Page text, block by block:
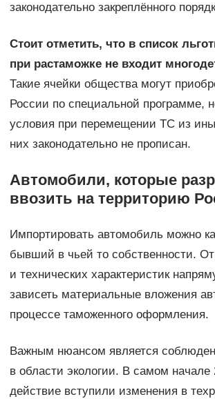
законодательно закреплённого
Стоит отметить, что в список
при растаможке не входит
Такие ячейки общества могут
России по специальной программе,
условия при перемещении ТС из
них законодательно не прописан.
Автомобили, которые
ввозить на территорию
Импортировать автомобиль можно
бывший в чьей то собственности. От
и технических характеристик
зависеть материальные вложения
процессе таможенного оформления.
Важным нюансом является
в области экологии. В самом начале
действие вступили изменения в